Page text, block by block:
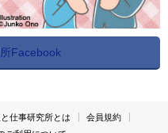
と仕事研究所とは
会員規約